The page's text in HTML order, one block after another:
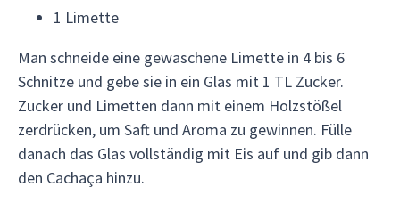
1 Limette
Man schneide eine gewaschene Limette in 4 bis 6
Schnitze und gebe sie in ein Glas mit 1 TL Zucker.
Zucker und Limetten dann mit einem Holzstößel
zerdrücken, um Saft und Aroma zu gewinnen. Fülle
danach das Glas vollständig mit Eis auf und gib dann
den Cachaça hinzu.